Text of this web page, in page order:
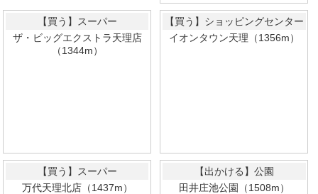
【買う】スーパー
ザ・ビッグエクストラ天理店
（1344m）
【買う】ショッピングセンター
イオンタウン天理（1356m）
【買う】スーパー
万代天理北店（1437m）
【出かける】公園
田井庄池公園（1508m）